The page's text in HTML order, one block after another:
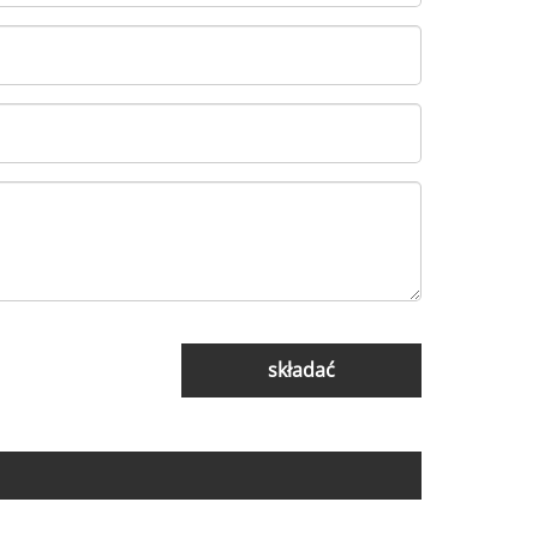
składać